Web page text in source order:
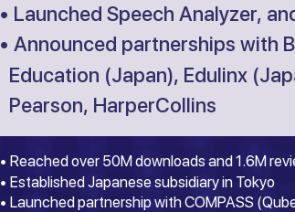
• Launched Speech Analyzer,
• Announced partnerships with
Education (Japan), Edulinx
Pearson, HarperCollins
• Reached over 50M downloads and 1.6M
• Established Japanese subsidiary in Tokyo
• Launched partnership with COMPASS